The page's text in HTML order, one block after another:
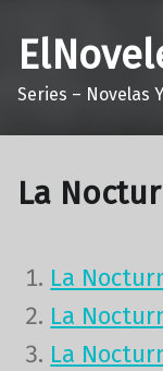
Series – Novelas
La
La
La
La